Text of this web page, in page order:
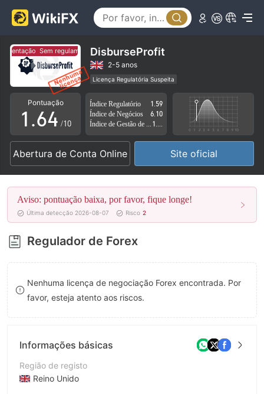
Sem regulamentaçãoDisburseProfit
2-5 anos
Licença Regulatória Suspeita
Região de negócios suspeita
Risco potencial alto
Pontuação
0
1
2
3
4
5
6
7
8
9
.
2
3
4
5
6
7
8
9
0
1
2
3
4
5
6
7
8
9
/10
Índice Regulatório
1.59
Índice de Negócios
6.10
Abertura de Conta Online Site oficial
Aviso: pontuação baixa, por favor, fique longe!
Última detecção 2026-08-07 Risco 2
Regulador de Forex
Nenhuma licença de negociação Forex encontrada. Por
favor, esteja atento aos riscos.
Informações básicas
Região de registo
Reino Unido